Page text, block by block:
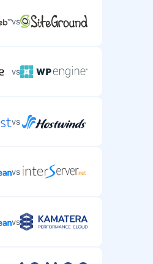
vs
vs
vs
vs
vs